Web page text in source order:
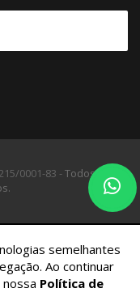
0001-83 -Todos os
semelhantes
Ao continuar
Política de